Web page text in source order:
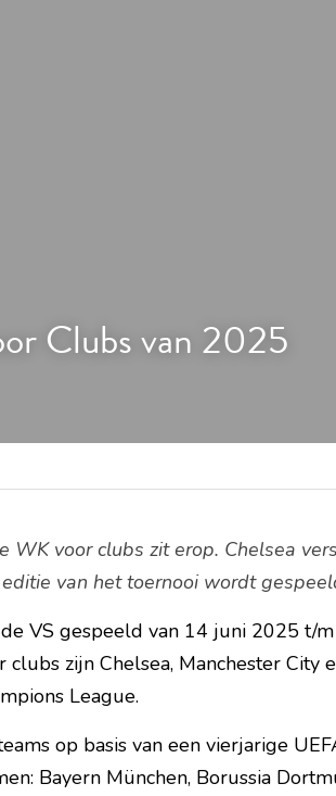
Clubs van 2025
WK voor clubs zit erop. Chelsea
van het toernooi wordt
VS gespeeld van 14 juni 2025 t/
zijn Chelsea, Manchester City
League.
op basis van een vierjarige
Bayern München, Borussia